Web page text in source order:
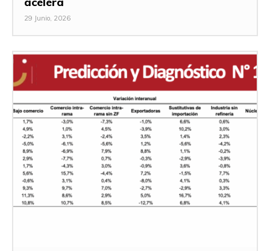
29 Junio, 2026